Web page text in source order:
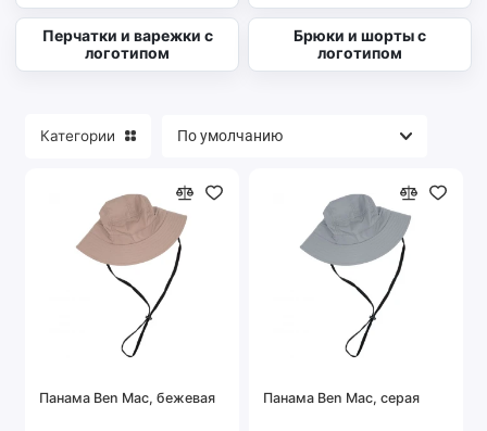
Перчатки и варежки с
логотипом
Брюки и шорты с
логотипом
Категории
Панама Ben Mac, бежевая Панама Ben Mac, серая